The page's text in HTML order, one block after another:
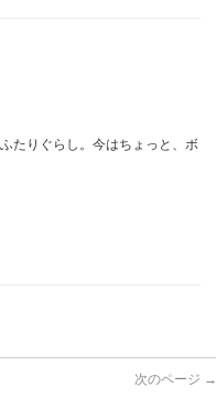
たりぐらし。今はちょっと、ボ
次のページ →